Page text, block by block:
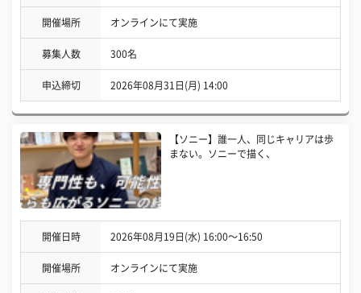
開催場所 オンラインにて実施
募集人数 300名
申込締切 2026年08月31日(月) 14:00
【ソニー】誰一人、同じキャリアは歩
まない。ソニーで描く、
開催日時 2026年08月19日(水) 16:00〜16:50
開催場所 オンラインにて実施